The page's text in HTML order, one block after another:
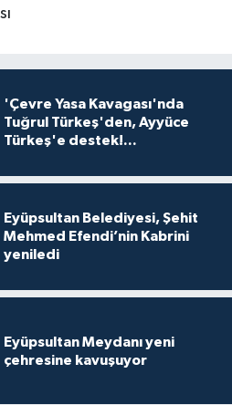
'Çevre Yasa Kavagası'nda
Tuğrul Türkeş'den, Ayyüce
Türkeş'e destek!...
Eyüpsultan Belediyesi, Şehit
Mehmed Efendi’nin Kabrini
yeniledi
Eyüpsultan Meydanı yeni
çehresine kavuşuyor